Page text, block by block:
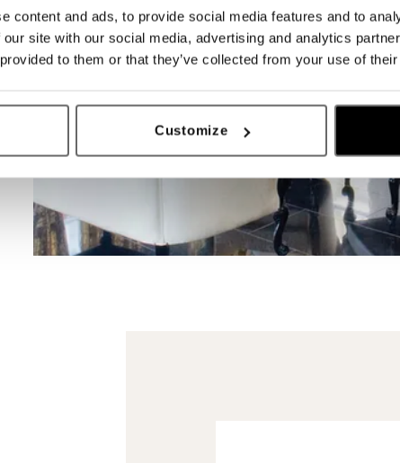
content and ads, to provide social media features and to
site with our social media, advertising and analytics
to them or that they’ve collected from your use of
Customize